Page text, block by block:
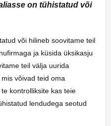
on tühistatud või
või hilineb soovitame teil
ja küsida üksikasju
teil välja uurida
võivad teid oma
kontrolliksite kas teie
lendudega seotud